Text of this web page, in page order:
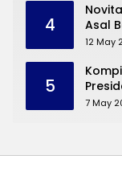
4
Asal
12 May
5
7 May